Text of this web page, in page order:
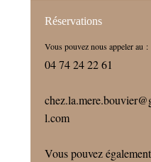
Réservations
Vous pouvez nous appeler au :
04 74 24 22 61
l.com
Vous pouvez également